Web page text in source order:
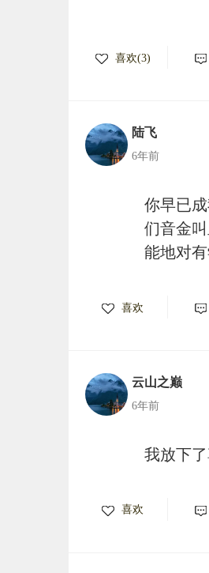
喜欢(3)
陆飞
6年前
你早已
们音金
能地对
喜欢
云山之巅
6年前
我放下
喜欢